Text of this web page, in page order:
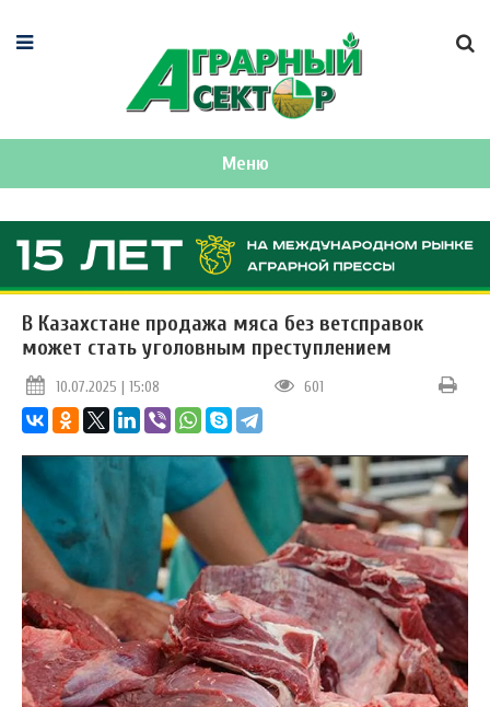
Меню
В Казахстане продажа мяса без ветсправок
может стать уголовным преступлением
10.07.2025 | 15:08 601